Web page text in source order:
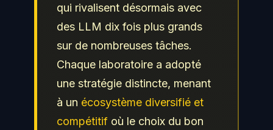
qui rivalisent désormais avec
des LLM dix fois plus grands
sur de nombreuses tâches.
Chaque laboratoire a adopté
une stratégie distincte, menant
à un écosystème diversifié et
compétitif où le choix du bon